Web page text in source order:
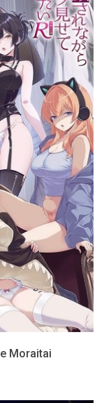
Moraitai